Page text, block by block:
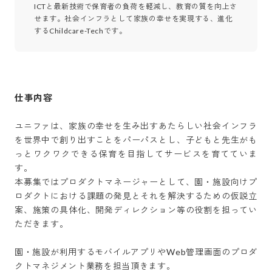
ICTと最新技術で保育者の負荷を軽減し、教育の質を向上さ
せます。社会インフラとして家族の幸せを実現する、進化
するChildcare-Techです。
仕事内容
ユニファは、家族の幸せを生み出すあたらしい社会インフラ
を世界中で創り出すことをパーパスとし、子どもと先生がも
っとワクワクできる保育を目指してサービスを育てていま
す。
本募集ではプロダクトマネージャーとして、園・施設向けプ
ロダクトにおける課題の発見とそれを解決するための仮説立
案、施策の具体化、開発ディレクション等の役割を担ってい
ただきます。
園・施設が利用するモバイルアプリやWeb管理画面のプロダ
クトマネジメント業務を担当頂きます。